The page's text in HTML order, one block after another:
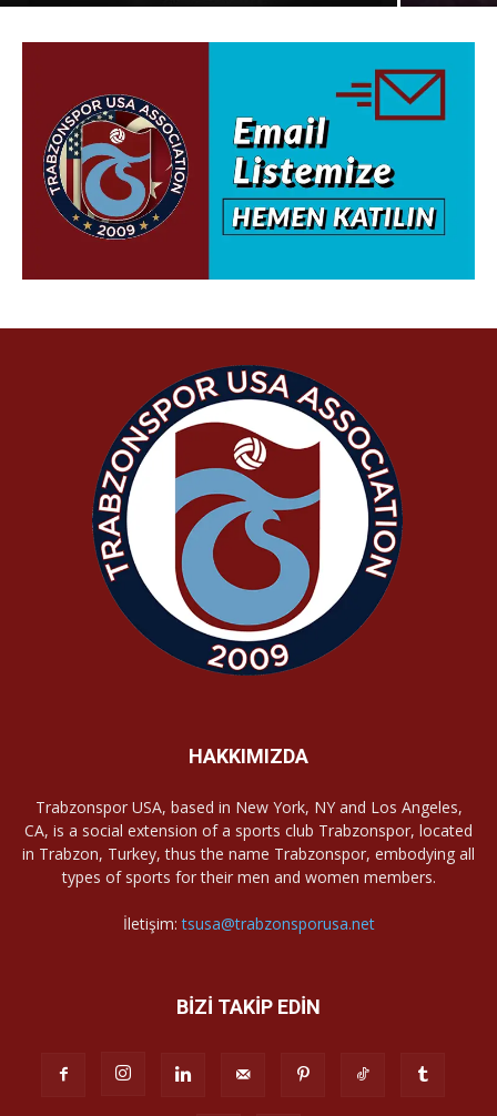
HAKKIMIZDA
Trabzonspor USA, based in New York, NY and Los Angeles,
CA, is a social extension of a sports club Trabzonspor, located
in Trabzon, Turkey, thus the name Trabzonspor, embodying all
types of sports for their men and women members.
İletişim:tsusa@trabzonsporusa.net
BİZİ TAKİP EDİN